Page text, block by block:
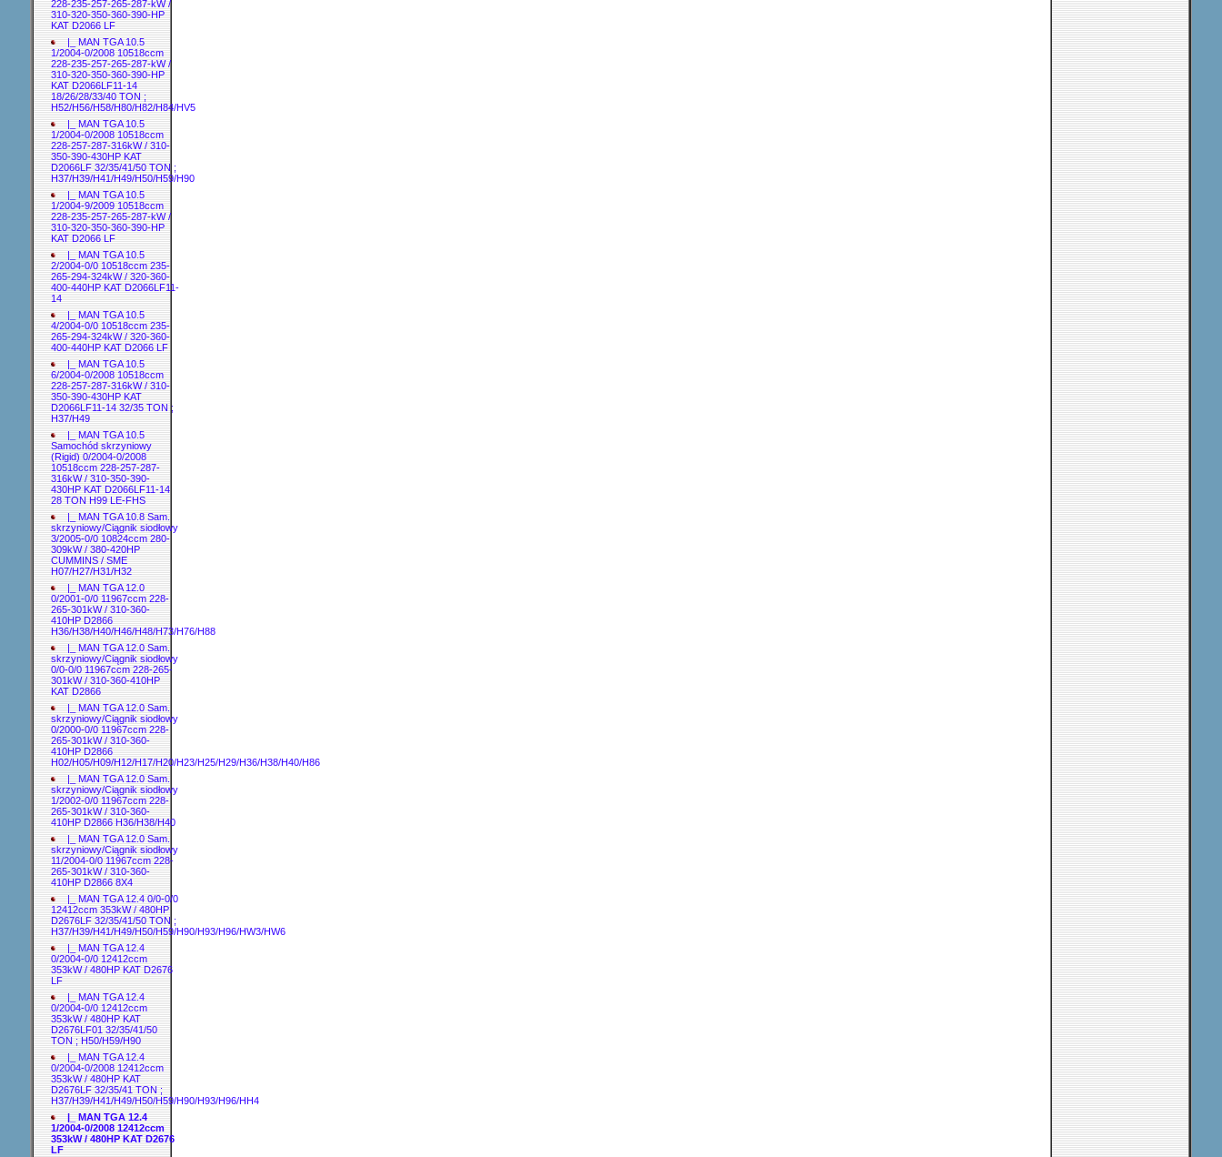
228-235-257-265-287-kW /
310-320-350-360-390-HP
KAT D2066 LF
|_ MAN TGA 10.5
1/2004-0/2008 10518ccm
228-235-257-265-287-kW /
310-320-350-360-390-HP
KAT D2066LF11-14
18/26/28/33/40 TON ;
H52/H56/H58/H80/H82/H84/HV5
|_ MAN TGA 10.5
1/2004-0/2008 10518ccm
228-257-287-316kW / 310-
350-390-430HP KAT
D2066LF 32/35/41/50 TON ;
H37/H39/H41/H49/H50/H59/H90
|_ MAN TGA 10.5
1/2004-9/2009 10518ccm
228-235-257-265-287-kW /
310-320-350-360-390-HP
KAT D2066 LF
|_ MAN TGA 10.5
2/2004-0/0 10518ccm 235-
265-294-324kW / 320-360-
400-440HP KAT D2066LF11-
14
|_ MAN TGA 10.5
4/2004-0/0 10518ccm 235-
265-294-324kW / 320-360-
400-440HP KAT D2066 LF
|_ MAN TGA 10.5
6/2004-0/2008 10518ccm
228-257-287-316kW / 310-
350-390-430HP KAT
D2066LF11-14 32/35 TON ;
H37/H49
|_ MAN TGA 10.5
Samochód skrzyniowy
(Rigid) 0/2004-0/2008
10518ccm 228-257-287-
316kW / 310-350-390-
430HP KAT D2066LF11-14
28 TON H99 LE-FHS
|_ MAN TGA 10.8 Sam.
skrzyniowy/Ciągnik siodłowy
3/2005-0/0 10824ccm 280-
309kW / 380-420HP
CUMMINS / SME
H07/H27/H31/H32
|_ MAN TGA 12.0
0/2001-0/0 11967ccm 228-
265-301kW / 310-360-
410HP D2866
H36/H38/H40/H46/H48/H73/H76/H88
|_ MAN TGA 12.0 Sam.
skrzyniowy/Ciągnik siodłowy
0/0-0/0 11967ccm 228-265-
301kW / 310-360-410HP
KAT D2866
|_ MAN TGA 12.0 Sam.
skrzyniowy/Ciągnik siodłowy
0/2000-0/0 11967ccm 228-
265-301kW / 310-360-
410HP D2866
H02/H05/H09/H12/H17/H20/H23/H25/H29/H36/H38/H40/H86
|_ MAN TGA 12.0 Sam.
skrzyniowy/Ciągnik siodłowy
1/2002-0/0 11967ccm 228-
265-301kW / 310-360-
410HP D2866 H36/H38/H40
|_ MAN TGA 12.0 Sam.
skrzyniowy/Ciągnik siodłowy
11/2004-0/0 11967ccm 228-
265-301kW / 310-360-
410HP D2866 8X4
|_ MAN TGA 12.4 0/0-0/0
12412ccm 353kW / 480HP
D2676LF 32/35/41/50 TON ;
H37/H39/H41/H49/H50/H59/H90/H93/H96/HW3/HW6
|_ MAN TGA 12.4
0/2004-0/0 12412ccm
353kW / 480HP KAT D2676
LF
|_ MAN TGA 12.4
0/2004-0/0 12412ccm
353kW / 480HP KAT
D2676LF01 32/35/41/50
TON ; H50/H59/H90
|_ MAN TGA 12.4
0/2004-0/2008 12412ccm
353kW / 480HP KAT
D2676LF 32/35/41 TON ;
H37/H39/H41/H49/H50/H59/H90/H93/H96/HH4
|_ MAN TGA 12.4
1/2004-0/2008 12412ccm
353kW / 480HP KAT D2676
LF